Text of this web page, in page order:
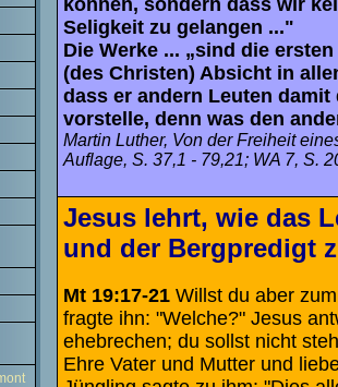
Seligkeit zu gelangen ..."
Die Werke ... „sind die
(des Christen) Absicht in
dass er andern Leuten
vorstelle, denn was den
Martin Luther, Von der Freiheit
Auflage, S. 37,1 - 79,21; WA 7, S.
Jesus lehrt, wie das
und der Bergpredigt
Mt 19:17-21 Willst du aber
fragte ihn: "Welche?" Jesus
ehebrechen; du sollst nicht
Ehre Vater und Mutter und